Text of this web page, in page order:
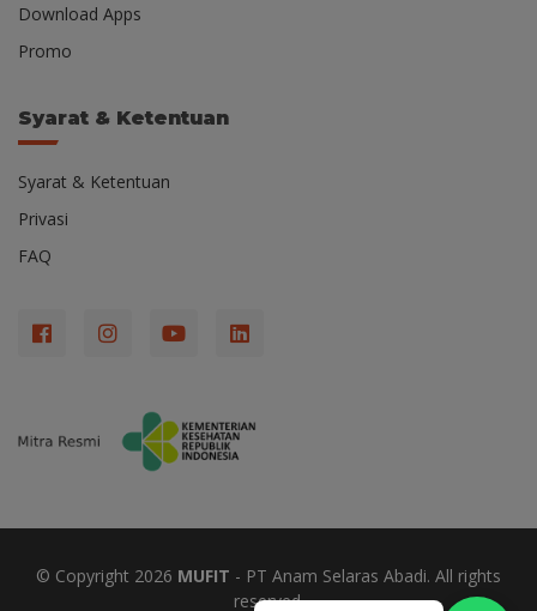
Download Apps
Promo
Syarat & Ketentuan
Syarat & Ketentuan
Privasi
FAQ
© Copyright 2026 MUFIT - PT Anam Selaras Abadi. All rights
reserved.